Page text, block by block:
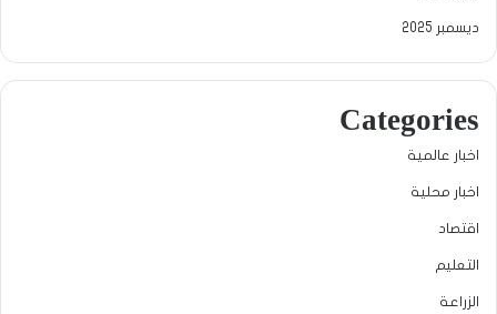
ديسمبر 2025
Categories
اخبار عالمية
اخبار محلية
اقتصاد
التعليم
الزراعة